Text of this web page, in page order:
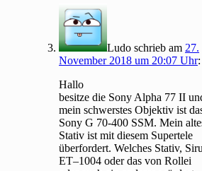
Ludo schrieb am 27.
November 2018 um 20:07 Uhr:
Hallo
besitze die Sony Alpha 77 II
mein schwerstes Objektiv ist
Sony G 70-400 SSM. Mein
Stativ ist mit diesem Supertele
überfordert. Welches Stativ,
ET–1004 oder das von Rollei